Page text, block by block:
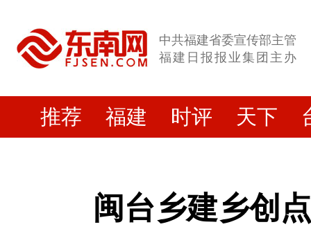
中共福建省委宣传部主管
福建日报报业集团主办
推荐 福建 时评 天下
闽台乡建乡创